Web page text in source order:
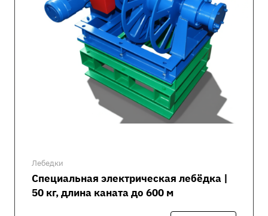
Лебедки
Специальная электрическая лебёдка |
50 кг, длина каната до 600 м